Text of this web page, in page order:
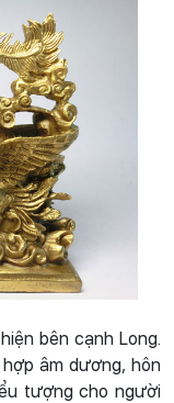
bên cạnh Long.
âm dương, hôn
tượng cho người